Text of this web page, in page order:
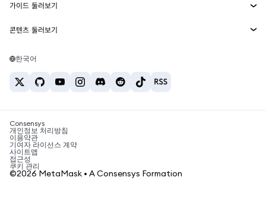
Snaps
웹3 서비스
보안
고객 지원
채용
솔라나 가격
테더 가격
ETH를 USD로 환전
USDT를 INR로 환전
BTC를 INR로 환전
ETH를 USDT로 환전
가이드 둘러보기
ETH 매수
USDT 매수
SHIB 매수
BNB 매수
콘텐츠 둘러보기
솔라나 지갑
암호화폐 세금 뉴스
암호화폐 매수 방법
비트코인 매도 방법
한국어
Consensys
개인정보 처리방침
이용약관
기여자 라이선스 계약
사이트맵
접근성
쿠키 관리
©2026 MetaMask • A Consensys Formation